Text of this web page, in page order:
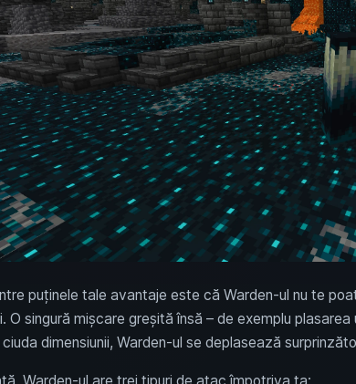
puținele tale avantaje este că Warden-ul nu te
O singură mișcare greșită însă – de exemplu
ciuda dimensiunii, Warden-ul se deplasează